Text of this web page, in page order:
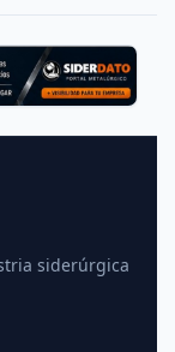
siderúrgica